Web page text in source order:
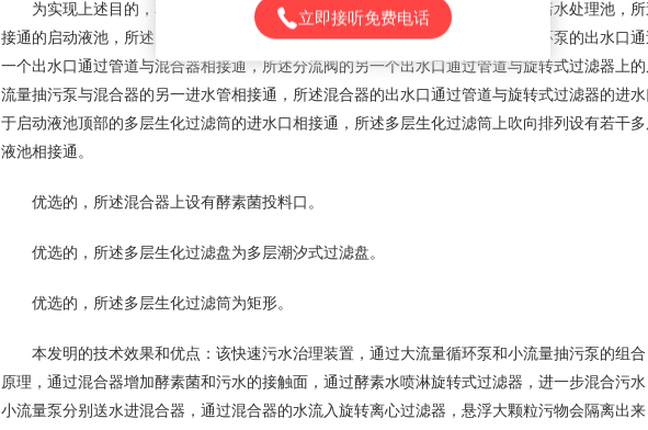
为实现上述目的，本发明提供如下技术方案：一种快速污水治理装置，包括污水处理池，所
接通的启动液池，所述启动液池上的送水管上设有大流量循环泵，所述大流量循环泵的出水口
一个出水口通过管道与混合器相接通，所述分流阀的另一个出水口通过管道与旋转式过滤器上
流量抽污泵与混合器的另一进水管相接通，所述混合器的出水口通过管道与旋转式过滤器的进
于启动液池顶部的多层生化过滤筒的进水口相接通，所述多层生化过滤筒上吹向排列设有若干
液池相接通。
优选的，所述混合器上设有酵素菌投料口。
优选的，所述多层生化过滤盘为多层潮汐式过滤盘。
优选的，所述多层生化过滤筒为矩形。
本发明的技术效果和优点：该快速污水治理装置，通过大流量循环泵和小流量抽污泵的组
原理，通过混合器增加酵素菌和污水的接触面，通过酵素水喷淋旋转式过滤器，进一步混合污
小流量泵分别送水进混合器，通过混合器的水流入旋转离心过滤器，悬浮大颗粒污物会隔离出
立即接听免费电话